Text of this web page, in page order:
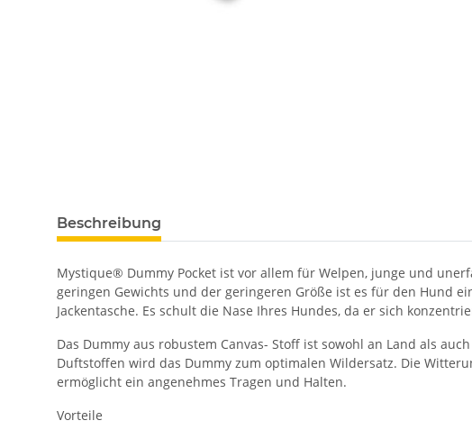
Beschreibung
Mystique® Dummy Pocket ist vor allem für Welpen, junge und
geringen Gewichts und der geringeren Größe ist es für den Hund
Jackentasche. Es schult die Nase Ihres Hundes, da er sich
Das Dummy aus robustem Canvas- Stoff ist sowohl an Land als
Duftstoffen wird das Dummy zum optimalen Wildersatz. Die
ermöglicht ein angenehmes Tragen und Halten.
Vorteile